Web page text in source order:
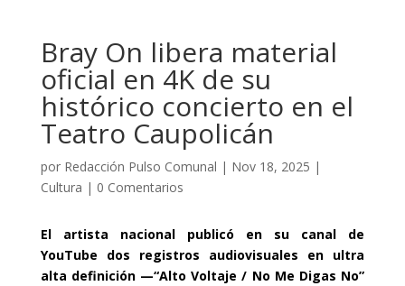
Bray On libera material
oficial en 4K de su
histórico concierto en el
Teatro Caupolicán
por Redacción Pulso Comunal | Nov 18, 2025 |
Cultura | 0 Comentarios
El artista nacional publicó en su canal de
YouTube dos registros audiovisuales en ultra
alta definición —“Alto Voltaje / No Me Digas No”